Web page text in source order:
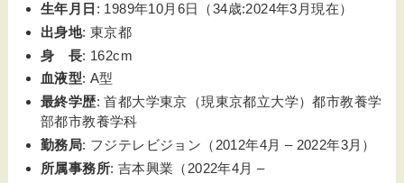
生年月日 : 1989年10月6日（34歳:2024年3月現在）
出身地: 東京都
身 長: 162cm
血液型: A型
最終学歴: 首都大学東京（現東京都立大学）都市教養学
部都市教養学科
勤務局: フジテレビジョン（2012年4月 – 2022年3月）
所属事務所: 吉本興業（2022年4月 –